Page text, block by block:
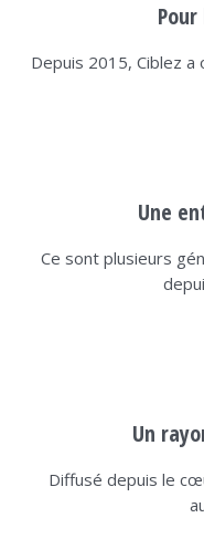
Depuis 2015, Ciblez
Une
Ce sont plusieurs
Un
Diffusé depuis le